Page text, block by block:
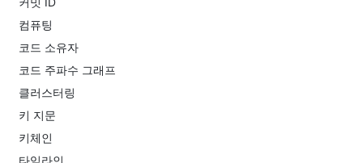
컴퓨팅
코드 소유자
코드 주파수 그래프
클러스터링
키 지문
키체인
타임라인